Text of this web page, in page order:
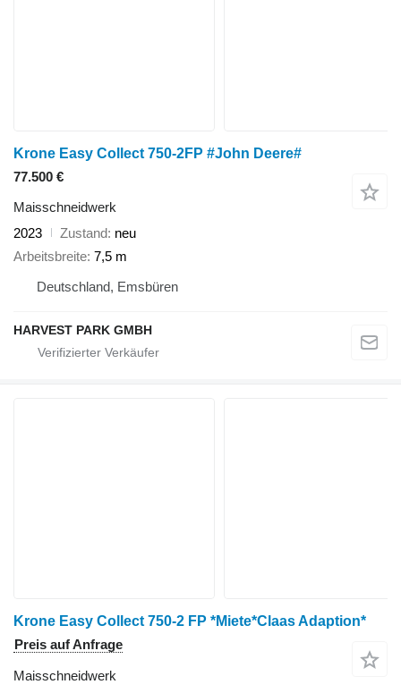
Krone Easy Collect 750-2FP #John Deere#
77.500 €
Maisschneidwerk
2023
Zustand neu
Arbeitsbreite 7,5 m
Deutschland, Emsbüren
HARVEST PARK GMBH
Krone Easy Collect 750-2 FP *Miete*Claas Adaption*
Preis auf Anfrage
Maisschneidwerk